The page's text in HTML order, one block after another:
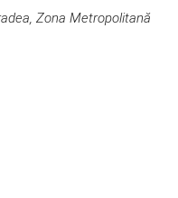
Zona Metropolitană